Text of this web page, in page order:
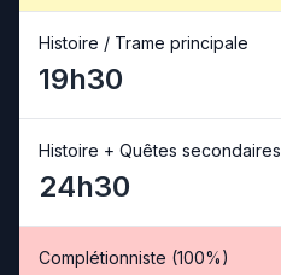
Histoire / Trame principale
19h30
Histoire + Quêtes secondaires
24h30
Complétionniste (100%)